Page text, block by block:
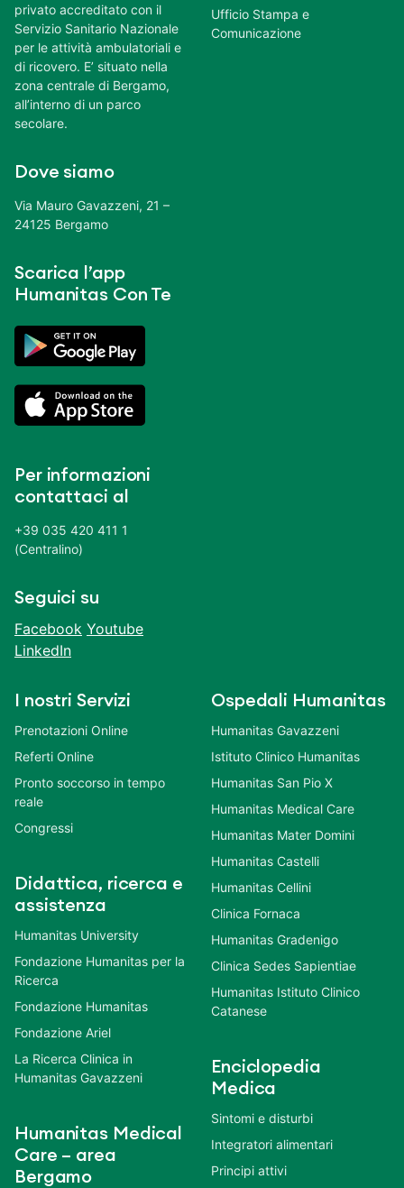
privato accreditato con il
Servizio Sanitario Nazionale
per le attività ambulatoriali e
di ricovero. E’ situato nella
zona centrale di Bergamo,
all’interno di un parco
secolare.
Dove siamo
Via Mauro Gavazzeni, 21 –
24125 Bergamo
Scarica l’app
Humanitas Con Te
Per informazioni
contattaci al
+39 035 420 411 1
(Centralino)
Seguici su
Facebook Youtube
LinkedIn
Ufficio Stampa e
Comunicazione
I nostri Servizi
Prenotazioni Online
Referti Online
Pronto soccorso in tempo
reale
Congressi
Didattica, ricerca e
assistenza
Humanitas University
Fondazione Humanitas per la
Ricerca
Fondazione Humanitas
Fondazione Ariel
La Ricerca Clinica in
Humanitas Gavazzeni
Humanitas Medical
Care – area
Bergamo
Ospedali Humanitas
Humanitas Gavazzeni
Istituto Clinico Humanitas
Humanitas San Pio X
Humanitas Medical Care
Humanitas Mater Domini
Humanitas Castelli
Humanitas Cellini
Clinica Fornaca
Humanitas Gradenigo
Clinica Sedes Sapientiae
Humanitas Istituto Clinico
Catanese
Enciclopedia
Medica
Sintomi e disturbi
Integratori alimentari
Principi attivi